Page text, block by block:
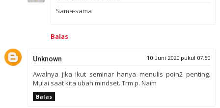
Sama-sama
Balas
Unknown 10 Juni 2020 pukul 07.50
Awalnya jika ikut seminar hanya menulis poin2 penting.
Mulai saat kita ubah mindset. Trm p. Naim
Balas